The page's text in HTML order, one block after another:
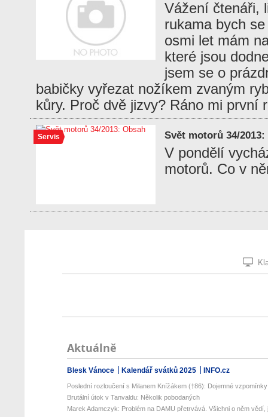
Vážení čtenáři,
rukama bych
osmi let mám
které jsou
jsem se o
babičky vyřezat nožíkem zvaným
kůry. Proč dvě jizvy? Ráno mi první
Servis Svět motorů 34/2013:
V pondělí
motorů. Co v
Aktuálně
Blesk Vánoce Kalendář svátků 2025 INFO.cz
Poslední rozloučení s Milanem Knížákem (†86): Dojemné
Brutální útok v Tanvaldu: Několik pobodaných
Marek Adamczyk: Problém na DAMU přetrvává. Všichni o něm vědí,